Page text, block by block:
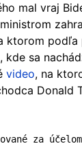
mal vraj
ktorom
kde sa
video, na
Donald
za